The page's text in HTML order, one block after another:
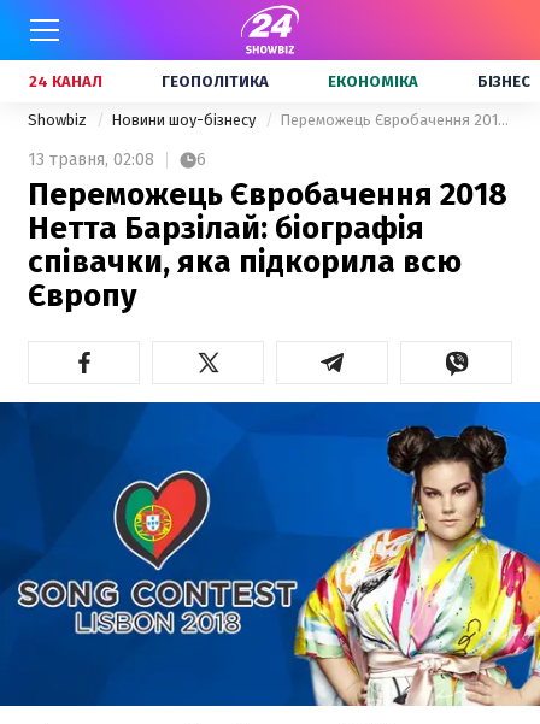
24 КАНАЛ ГЕОПОЛІТИКА ЕКОНОМІКА БІЗНЕС
Showbiz Новини шоу-бізнесу Переможець Євробачення 2018 Нетта Барзілай: біографія співачки, яка підкорила всю Європу
13 травня, 02:08 6
Переможець Євробачення 2018
Нетта Барзілай: біографія
співачки, яка підкорила всю
Європу